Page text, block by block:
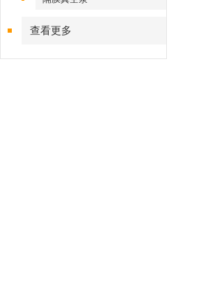
查看更多